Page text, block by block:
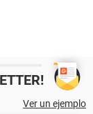
Ver un ejemplo